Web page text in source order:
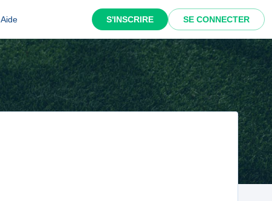
Aide S'INSCRIRE SE CONNECTER